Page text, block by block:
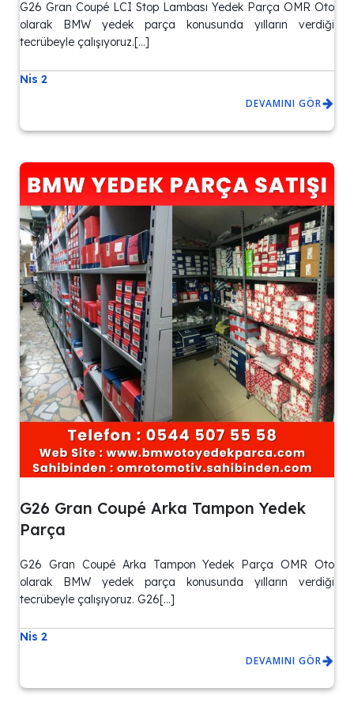
G26 Gran Coupé LCI Stop Lambası Yedek Parça OMR Oto
olarak BMW yedek parça konusunda yılların verdiği
tecrübeyle çalışıyoruz.[…]
Nis 2
DEVAMINI GÖR
G26 Gran Coupé Arka Tampon Yedek
Parça
G26 Gran Coupé Arka Tampon Yedek Parça OMR Oto
olarak BMW yedek parça konusunda yılların verdiği
tecrübeyle çalışıyoruz. G26[…]
Nis 2
DEVAMINI GÖR